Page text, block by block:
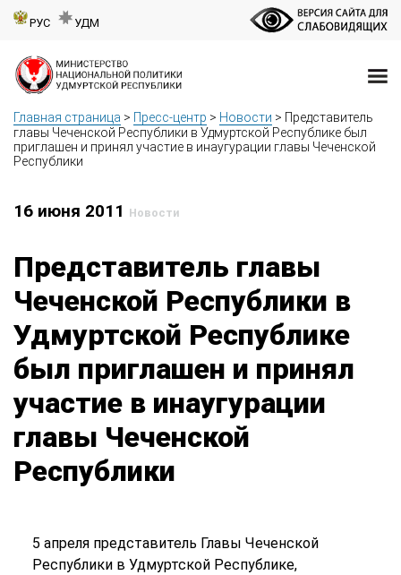
РУС УДМ
Главная страница > Пресс-центр > Новости > Представитель
главы Чеченской Республики в Удмуртской Республике был
приглашен и принял участие в инаугурации главы Чеченской
Республики
16 июня 2011 Новости
Представитель главы
Чеченской Республики в
Удмуртской Республике
был приглашен и принял
участие в инаугурации
главы Чеченской
Республики
5 апреля представитель Главы Чеченской
Республики в Удмуртской Республике,